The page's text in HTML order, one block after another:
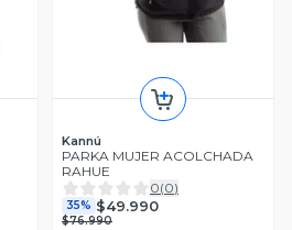
Kannú
PARKA MUJER ACOLCHADA
RAHUE
0(0)
35% $49.990
$76.990